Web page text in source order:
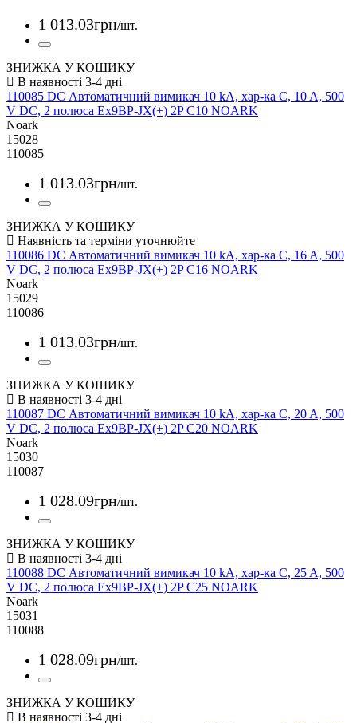
1 013.03грн/шт.
ЗНИЖКА У КОШИКУ
110085 DC Автоматичний вимикач 10 kA, хар-ка C, 10 A, 500
V DC, 2 полюса Ex9BP-JX(+) 2P C10 NOARK
Noark
15028
110085
1 013.03грн/шт.
ЗНИЖКА У КОШИКУ
110086 DC Автоматичний вимикач 10 kA, хар-ка C, 16 A, 500
V DC, 2 полюса Ex9BP-JX(+) 2P C16 NOARK
Noark
15029
110086
1 013.03грн/шт.
ЗНИЖКА У КОШИКУ
110087 DC Автоматичний вимикач 10 kA, хар-ка C, 20 A, 500
V DC, 2 полюса Ex9BP-JX(+) 2P C20 NOARK
Noark
15030
110087
1 028.09грн/шт.
ЗНИЖКА У КОШИКУ
110088 DC Автоматичний вимикач 10 kA, хар-ка C, 25 A, 500
V DC, 2 полюса Ex9BP-JX(+) 2P C25 NOARK
Noark
15031
110088
1 028.09грн/шт.
ЗНИЖКА У КОШИКУ